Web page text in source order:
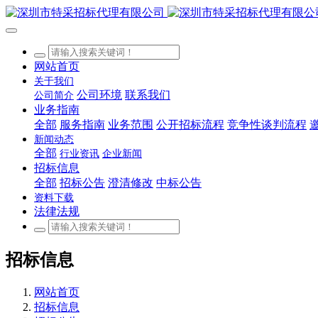
网站首页
关于我们
公司简介 公司环境 联系我们
业务指南
全部 服务指南 业务范围 公开招标流程 竞争性谈判流程
新闻动态
全部 行业资讯 企业新闻
招标信息
全部 招标公告 澄清修改 中标公告
资料下载
法律法规
招标信息
网站首页
招标信息